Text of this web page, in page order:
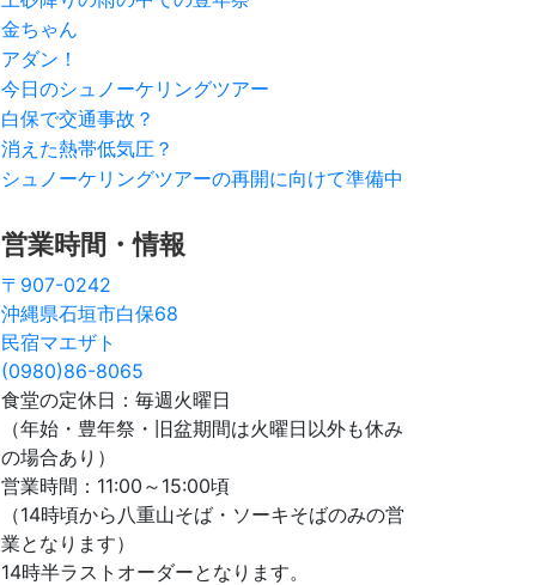
金ちゃん
アダン！
今日のシュノーケリングツアー
白保で交通事故？
消えた熱帯低気圧？
シュノーケリングツアーの再開に向けて準備中
営業時間・情報
〒907-0242
沖縄県石垣市白保68
民宿マエザト
(0980)86-8065
食堂の定休日：毎週火曜日
（年始・豊年祭・旧盆期間は火曜日以外も休み
の場合あり）
営業時間：11:00～15:00頃
（14時頃から八重山そば・ソーキそばのみの営
業となります）
14時半ラストオーダーとなります。